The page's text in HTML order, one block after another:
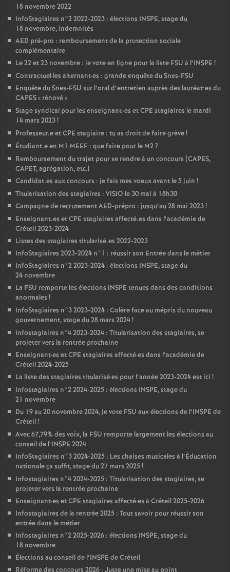
18 novembre 2022
InfoStagiaires n°2 2022-2023 : élections INSPE, stage du
18 novembre, indemnités
AED pré-pro : remboursement de la protection sociale
complémentaire
Le 22 et 23 novembre : je vote en ligne pour la liste FSU à l’INSPE !
Contractuel·les alternant·es : grande enquête du Snes-FSU
Enquête du Snes-FSU sur l’oral d’entretien auprès des lauréat•es du
CAPES« rénové»
Stage syndical pour les enseignant-es etCPE stagiaires le mardi
14 mars 2023!
Professeur.e etCPE stagiaire : tu as droit de faire grève!
Étudiant.e en M1 MEEF : que faire pour le M2?
Remboursement du trajet pour se rendre à un concours (CAPES,
CAPET, agrégation, etc.)
Candidat.es aux concours : je fais mes voeux avant le 5 juin !
Titularisation des stagiaires : VISIO le 30 mai à 18h30
Campagne de recrutementAED-prépro : jusqu’au 28 mai 2023!
Enseignant.es etCPE stagiaires affecté.es dans l’académie de
Créteil 2023-2024
Listes des stagiaires titularisé.es 2022-2023
InfoStagiaires 2023-2024 n°1 : réussir son Entrée dans le métier
InfoStagiaires n°2 2023-2024 : élections INSPE, stage du
24 novembre
La FSU remporte les élections INSPE tenues dans des conditions
anormales !
InfoStagiaires n°3 2023-2024 : Colère face au mépris du nouveau
gouvernement, stage du 28 mars 2024!
Infostagiaires n°4 2023-2024 : Titularisation des stagiaires, se
projeter vers la rentrée prochaine
Enseignant·es etCPE stagiaires affecté·es dans l’académie de
Créteil 2024-2025
La liste des stagiaires titularisé·es pour l’année 2023-2024 est ici !
Infostagiaires n°2 2024-2025 : élections INSPE, stage du
21 novembre
Du 19 au 20 novembre 2024, je vote FSU aux élections de l’INSPE de
Créteil!
Avec 67,79% des voix, la FSU remporte largement les élections au
conseil de l’INSPE 2024
InfoStagiaires n°3 2024-2025 : Les chaises musicales à l’Éducation
nationale ça suffit, stage du 27 mars 2025!
Infostagiaires n°4 2024-2025 : Titularisation des stagiaires, se
projeter vers la rentrée prochaine
Enseignant·es etCPE stagiaires affecté·es à Créteil 2025-2026
Infostagiaires de la rentrée 2025 : Tout savoir pour réussir son
entrée dans le métier
Infostagiaires n°2 2025-2026 : élections INSPE, stage du
18 novembre
Élections au conseil de l’INSPE de Créteil
Réforme des concours 2026 : Juste une mise au point